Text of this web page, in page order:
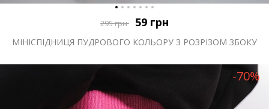
295грн 59 грн
МІНІСПІДНИЦЯ ПУДРОВОГО КОЛЬОРУ З РОЗРІЗОМ ЗБОКУ
-70%